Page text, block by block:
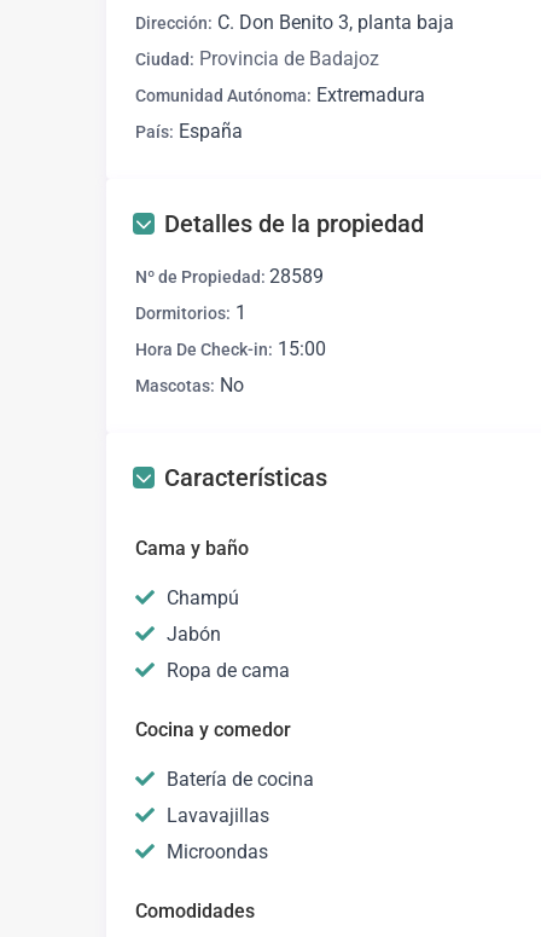
Dirección: C. Don Benito 3, planta baja
Ciudad: Provincia de Badajoz
Comunidad Autónoma: Extremadura
País: España
Detalles de la propiedad
Nº de Propiedad: 28589
Dormitorios: 1
Hora De Check-in: 15:00
Mascotas: No
Características
Cama y baño
Champú
Jabón
Ropa de cama
Cocina y comedor
Batería de cocina
Lavavajillas
Microondas
Comodidades